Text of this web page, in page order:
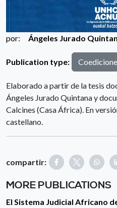
por: Ángeles Jurado
Publication type:
Elaborado a partir de la tesis
Ángeles Jurado Quintana y
Calcines (Casa África). En
castellano.
compartir:
MORE PUBLICATIONS
El Sistema Judicial Africano